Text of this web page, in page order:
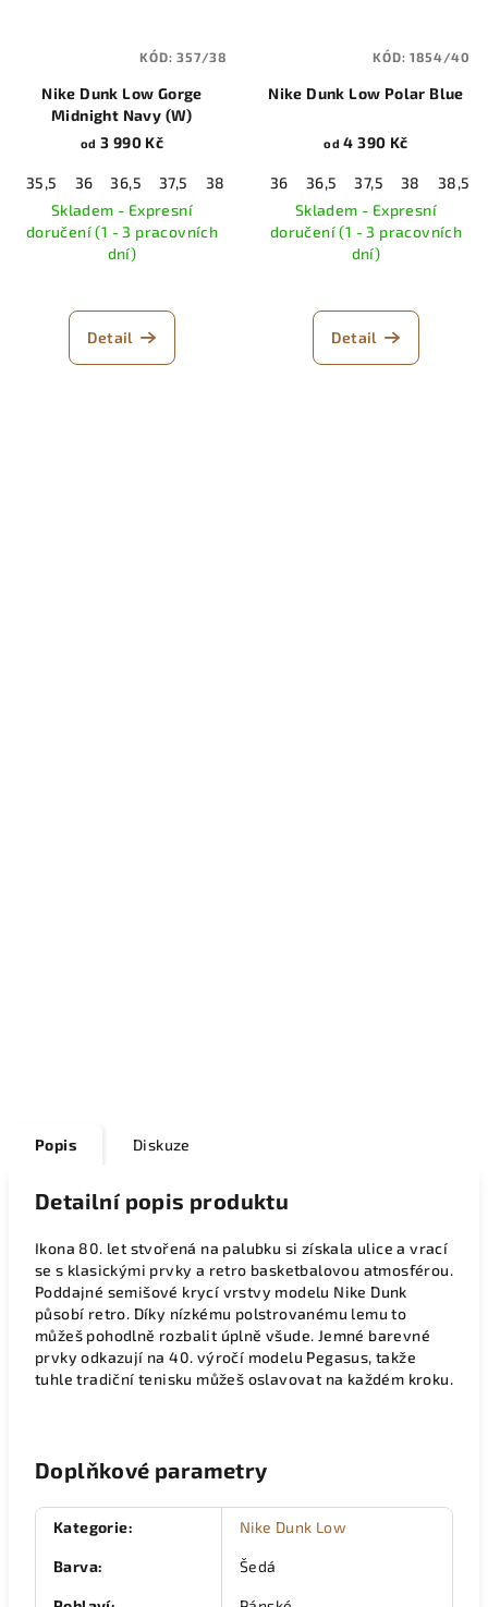
Nike Dunk Low Gorge
Midnight Navy (W)
od 3 990 Kč
35,5 36 36,5 37,5 38 38,5 39 40 40,5 41 42
Skladem - Expresní
doručení (1 - 3 pracovních
dní)
Detail
KÓD:357/38
Nike Dunk Low Polar Blue
od 4 390 Kč
36 36,5 37,5 38 38,5
Skladem - Expresní
doručení (1 - 3 pracovních
dní)
Detail
KÓD:1854/40
Popis Diskuze
Detailní popis produktu
Ikona 80. let stvořená na palubku si získala ulice a vrací
se s klasickými prvky a retro basketbalovou atmosférou.
Poddajné semišové krycí vrstvy modelu Nike Dunk
působí retro. Díky nízkému polstrovanému lemu to
můžeš pohodlně rozbalit úplně všude. Jemné barevné
prvky odkazují na 40. výročí modelu Pegasus, takže
tuhle tradiční tenisku můžeš oslavovat na každém kroku.
Doplňkové parametry
Kategorie: Nike Dunk Low
Barva: Šedá